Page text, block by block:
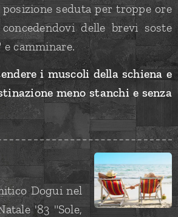
posizione seduta per troppe ore
concedendovi delle brevi soste
camminare.
i muscoli della schiena e
meno stanchi e senza
Dogui nel
'83 "Sole,